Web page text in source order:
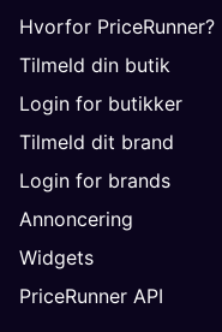
Hvorfor PriceRunner?
Tilmeld din butik
Login for butikker
Tilmeld dit brand
Login for brands
Annoncering
Widgets
PriceRunner API